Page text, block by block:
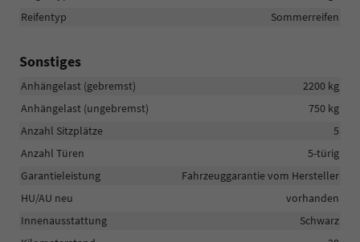
Reifentyp
Sommerreifen
Sonstiges
Anhängelast (gebremst)
2200 kg
Anhängelast (ungebremst)
750 kg
Anzahl Sitzplätze
5
Anzahl Türen
5-türig
Garantieleistung
Fahrzeuggarantie vom Hersteller
HU/AU neu
vorhanden
Innenausstattung
Schwarz